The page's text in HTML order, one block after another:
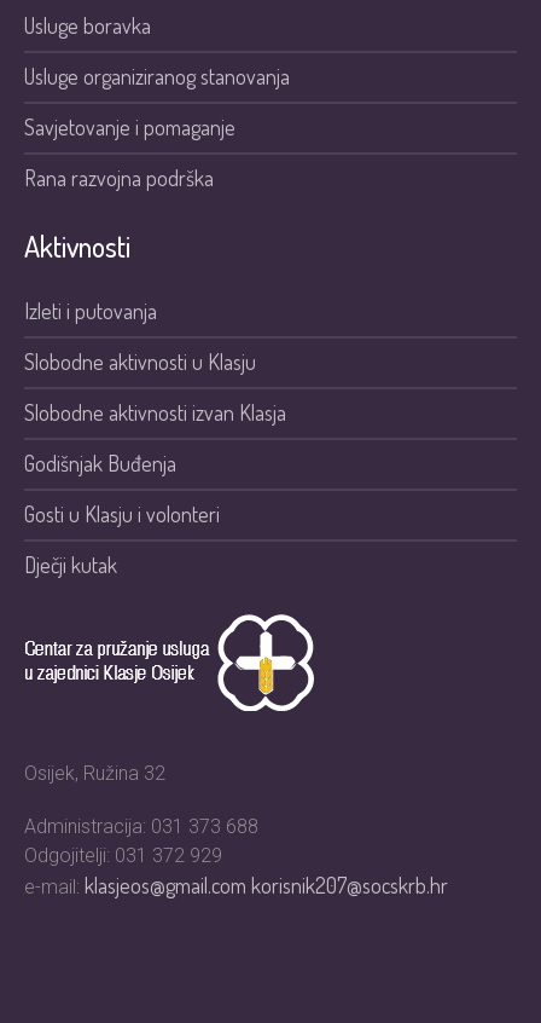
Usluge boravka
Usluge organiziranog stanovanja
Savjetovanje i pomaganje
Rana razvojna podrška
Aktivnosti
Izleti i putovanja
Slobodne aktivnosti u Klasju
Slobodne aktivnosti izvan Klasja
Godišnjak Buđenja
Gosti u Klasju i volonteri
Dječji kutak
Osijek, Ružina 32
Administracija: 031 373 688
Odgojitelji: 031 372 929
e-mail: klasjeos@gmail.comkorisnik207@socskrb.hr